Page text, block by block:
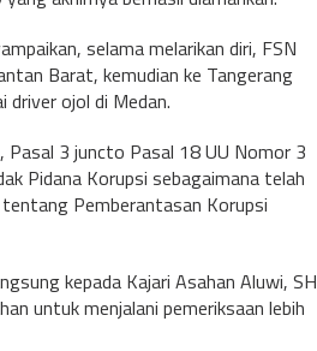
selama melarikan diri, FSN
Barat, kemudian ke Tangerang
driver ojol di Medan.
3 juncto Pasal 18 UU Nomor 3
Pidana Korupsi sebagaimana telah
Pemberantasan Korupsi
kepada Kajari Asahan Aluwi, SH
untuk menjalani pemeriksaan lebih